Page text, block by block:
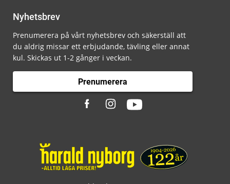
Nyhetsbrev
Prenumerera på vårt nyhetsbrev och säkerställ att
du aldrig missar ett erbjudande, tävling eller annat
kul. Skickas ut 1-2 gånger i veckan.
Prenumerera